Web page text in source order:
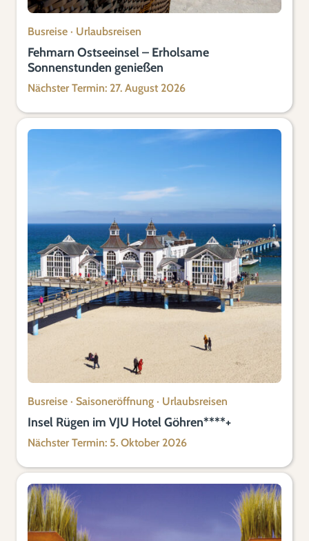
Busreise · Urlaubsreisen
Fehmarn Ostseeinsel – Erholsame
Sonnenstunden genießen
Nächster Termin: 27. August 2026
Busreise · Saisoneröffnung · Urlaubsreisen
Insel Rügen im VJU Hotel Göhren****+
Nächster Termin: 5. Oktober 2026